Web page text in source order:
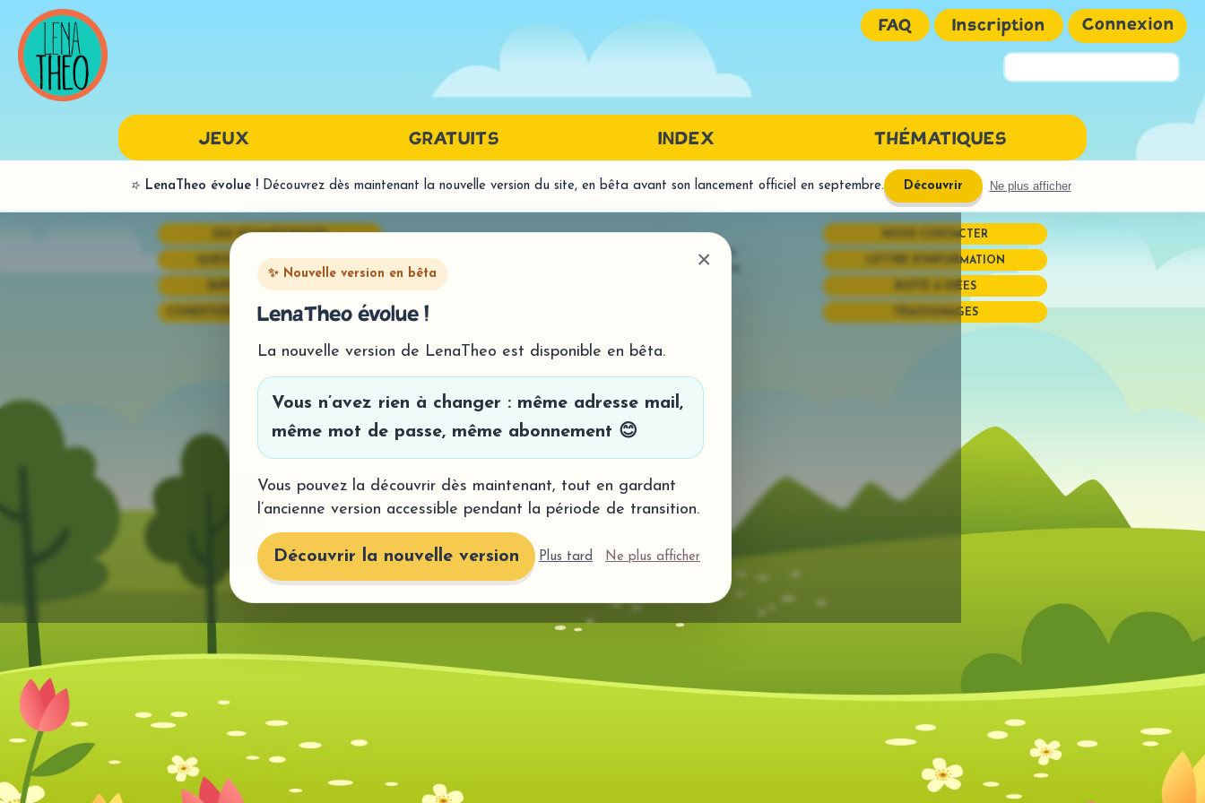
FAQ Inscription Connexion
Mot de passe
Mot de passe perdu?
JEUX GRATUITS INDEX THÉMATIQUES
PAR SONS
SYNTAXE
- Traitement phonémique
MÉMOIRE
LANGAGE ÉCRIT
LECTURE
- Histoires interactives
- Compréhension
ORTHOGRAPHE
QUI SOMMES-NOUS?
QUESTIONS FRÉQUENTES
SUPPORT TECHNIQUE
CONDITIONS GÉNÉRALES DE VENTE
- Tous droits réservés
Politique de confidentialité
NOUS CONTACTER
LETTRE D'INFORMATION
BOÎTE À IDÉES
TÉMOIGNAGES
⭐ LenaTheo évolue !Découvrez dès maintenant la nouvelle version du site, en bêta avant son lancement officiel en septembre. Découvrir Ne plus afficher
×
✨ Nouvelle version en bêta
LenaTheo évolue !
La nouvelle version de LenaTheo est disponible en bêta.
Vous n’avez rien à changer : même adresse mail,
même mot de passe, même abonnement 😊
Vous pouvez la découvrir dès maintenant, tout en gardant
l’ancienne version accessible pendant la période de transition.
Découvrir la nouvelle version Plus tard Ne plus afficher